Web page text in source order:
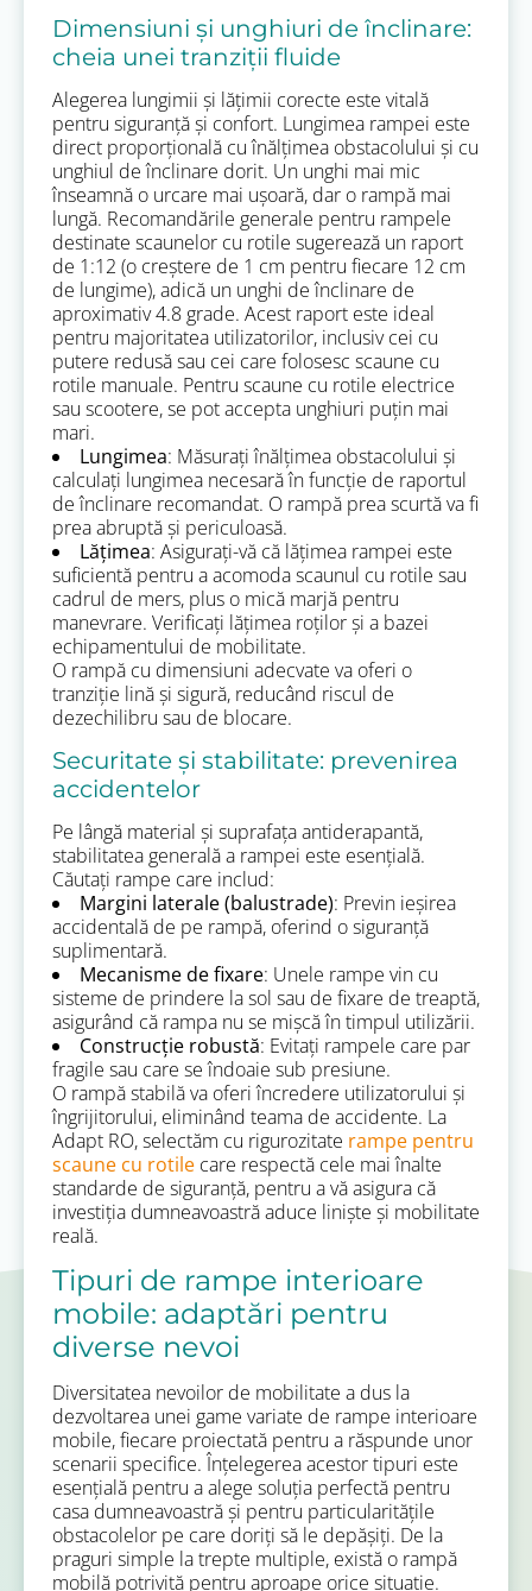
Dimensiuni și unghiuri de înclinare:
cheia unei tranziții fluide
Alegerea lungimii și lățimii corecte este vitală
pentru siguranță și confort. Lungimea rampei este
direct proporțională cu înălțimea obstacolului și cu
unghiul de înclinare dorit. Un unghi mai mic
înseamnă o urcare mai ușoară, dar o rampă mai
lungă. Recomandările generale pentru rampele
destinate scaunelor cu rotile sugerează un raport
de 1:12 (o creștere de 1 cm pentru fiecare 12 cm
de lungime), adică un unghi de înclinare de
aproximativ 4.8 grade. Acest raport este ideal
pentru majoritatea utilizatorilor, inclusiv cei cu
putere redusă sau cei care folosesc scaune cu
rotile manuale. Pentru scaune cu rotile electrice
sau scootere, se pot accepta unghiuri puțin mai
mari.
Lungimea: Măsurați înălțimea obstacolului și
calculați lungimea necesară în funcție de raportul
de înclinare recomandat. O rampă prea scurtă va fi
prea abruptă și periculoasă.
Lățimea: Asigurați-vă că lățimea rampei este
suficientă pentru a acomoda scaunul cu rotile sau
cadrul de mers, plus o mică marjă pentru
manevrare. Verificați lățimea roților și a bazei
echipamentului de mobilitate.
O rampă cu dimensiuni adecvate va oferi o
tranziție lină și sigură, reducând riscul de
dezechilibru sau de blocare.
Securitate și stabilitate: prevenirea
accidentelor
Pe lângă material și suprafața antiderapantă,
stabilitatea generală a rampei este esențială.
Căutați rampe care includ:
Margini laterale (balustrade): Previn ieșirea
accidentală de pe rampă, oferind o siguranță
suplimentară.
Mecanisme de fixare: Unele rampe vin cu
sisteme de prindere la sol sau de fixare de treaptă,
asigurând că rampa nu se mișcă în timpul utilizării.
Construcție robustă: Evitați rampele care par
fragile sau care se îndoaie sub presiune.
O rampă stabilă va oferi încredere utilizatorului și
îngrijitorului, eliminând teama de accidente. La
Adapt RO, selectăm cu rigurozitate rampe pentru
scaune cu rotile care respectă cele mai înalte
standarde de siguranță, pentru a vă asigura că
investiția dumneavoastră aduce liniște și mobilitate
reală.
Tipuri de rampe interioare
mobile: adaptări pentru
diverse nevoi
Diversitatea nevoilor de mobilitate a dus la
dezvoltarea unei game variate de rampe interioare
mobile, fiecare proiectată pentru a răspunde unor
scenarii specifice. Înțelegerea acestor tipuri este
esențială pentru a alege soluția perfectă pentru
casa dumneavoastră și pentru particularitățile
obstacolelor pe care doriți să le depășiți. De la
praguri simple la trepte multiple, există o rampă
mobilă potrivită pentru aproape orice situație.